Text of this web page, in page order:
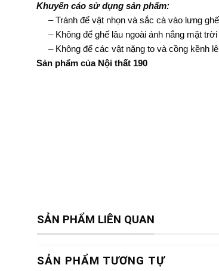
Khuyến cáo sử dụng sản phẩm:
– Tránh để vật nhọn và sắc cà vào lưng
– Không để ghế lâu ngoài ánh nắng mặt trời
– Không để các vật nặng to và cồng kềnh
Sản phẩm của Nội thất 190
SẢN PHẨM LIÊN QUAN
SẢN PHẨM TƯƠNG TỰ